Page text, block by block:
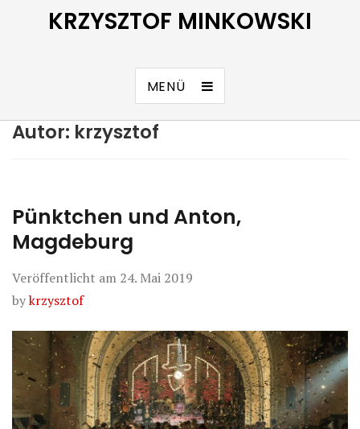
KRZYSZTOF MINKOWSKI
MENÜ
Autor: krzysztof
Pünktchen und Anton,
Magdeburg
Veröffentlicht am 24. Mai 2019
bykrzysztof